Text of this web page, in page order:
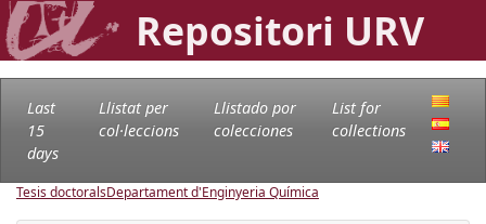
Repositori URV
Last
15
days
Llistat per
col·leccions
Llistado por
colecciones
List for
collections
Tesis doctoralsDepartament d'Enginyeria Química